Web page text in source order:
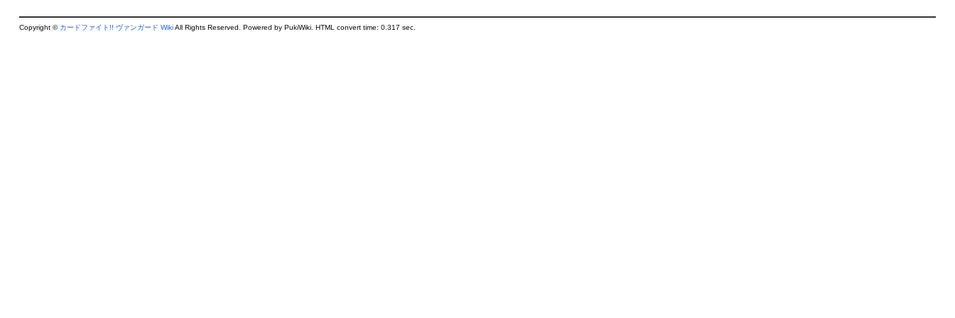
Copyright © カードファイト!! ヴァンガード WikiAll Rights Reserved. Powered by PukiWiki. HTML convert time: 0.317 sec.